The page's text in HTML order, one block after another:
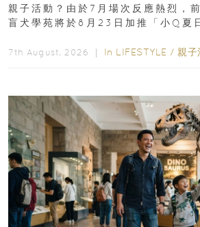
親子活動？由於7月場次反應熱烈，
盲犬學苑將於8月23日加推「小Q夏
7th August, 2026 ｜ In LIFESTYLE / 親子